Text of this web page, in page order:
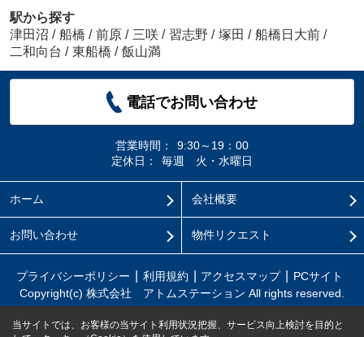
駅から探す
津田沼 / 船橋 / 前原 / 三咲 / 習志野 / 塚田 / 船橋日大前 /
二和向台 / 東船橋 / 飯山満
電話でお問い合わせ
営業時間：
9:30～19：00
定休日：
毎週 火・水曜日
ホーム 会社概要
お問い合わせ 物件リクエスト
プライバシーポリシー 利用規約 アクセスマップ
PCサイト
Copyright(c) 株式会社 アトムステーション All rights reserved.
当サイトでは、お客様の当サイト利用状況把握、サービス向上検討を目的と